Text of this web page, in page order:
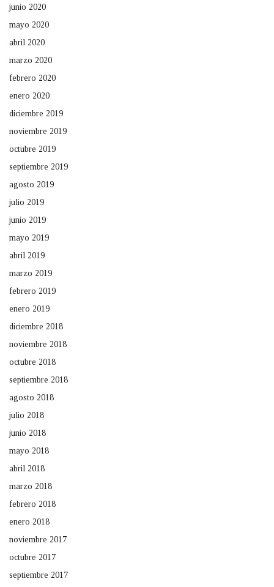
junio 2020
mayo 2020
abril 2020
marzo 2020
febrero 2020
enero 2020
diciembre 2019
noviembre 2019
octubre 2019
septiembre 2019
agosto 2019
julio 2019
junio 2019
mayo 2019
abril 2019
marzo 2019
febrero 2019
enero 2019
diciembre 2018
noviembre 2018
octubre 2018
septiembre 2018
agosto 2018
julio 2018
junio 2018
mayo 2018
abril 2018
marzo 2018
febrero 2018
enero 2018
noviembre 2017
octubre 2017
septiembre 2017